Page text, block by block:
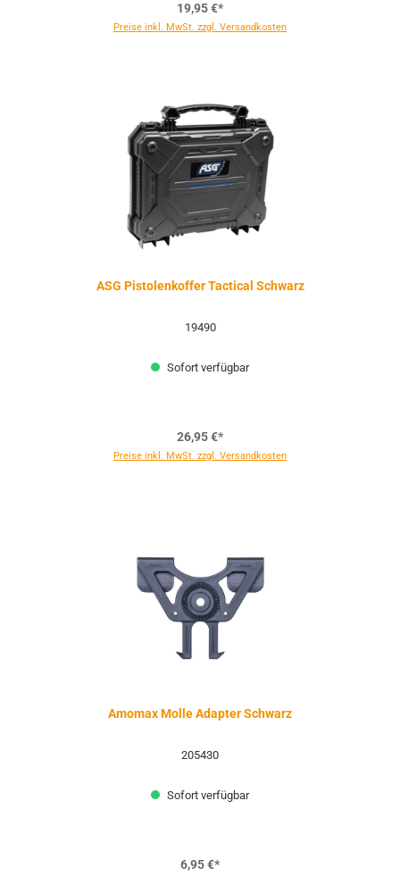
19,95 €*
Preise inkl. MwSt. zzgl. Versandkosten
ASG Pistolenkoffer Tactical Schwarz
19490
Sofort verfügbar
26,95 €*
Preise inkl. MwSt. zzgl. Versandkosten
Amomax Molle Adapter Schwarz
205430
Sofort verfügbar
6,95 €*